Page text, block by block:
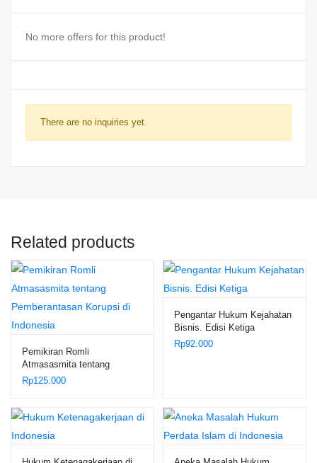
No more offers for this product!
There are no inquiries yet.
Related products
Pemikiran Romli
Atmasasmita tentang
Pemberantasan Korupsi di
Rp125.000
Pengantar Hukum Kejahatan
Bisnis. Edisi Ketiga
Rp92.000